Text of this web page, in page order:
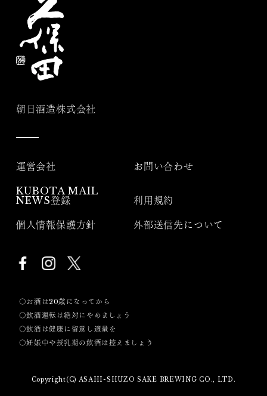
朝日酒造株式会社
運営会社 お問い合わせ
KUBOTA MAIL
NEWS登録
利用規約
個人情報保護方針 外部送信先について
〇お酒は20歳になってから
〇飲酒運転は絶対にやめましょう
〇飲酒は健康に留意し適量を
〇妊娠中や授乳期の飲酒は控えましょう
Copyright(C) ASAHI-SHUZO SAKE BREWING CO., LTD.